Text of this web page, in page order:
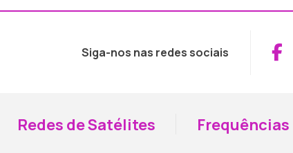
Siga-nos nas redes sociais
Redes de Satélites Frequências